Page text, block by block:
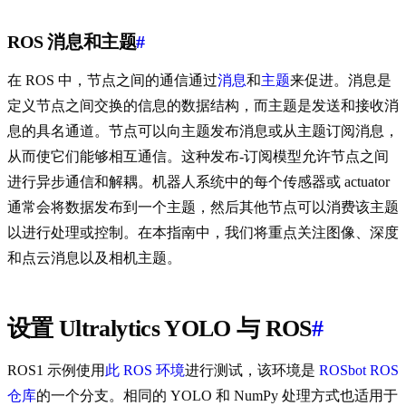
ROS 消息和主题#
在 ROS 中，节点之间的通信通过消息和主题来促进。消息是
定义节点之间交换的信息的数据结构，而主题是发送和接收消
息的具名通道。节点可以向主题发布消息或从主题订阅消息，
从而使它们能够相互通信。这种发布-订阅模型允许节点之间
进行异步通信和解耦。机器人系统中的每个传感器或 actuator
通常会将数据发布到一个主题，然后其他节点可以消费该主题
以进行处理或控制。在本指南中，我们将重点关注图像、深度
和点云消息以及相机主题。
设置 Ultralytics YOLO 与 ROS#
ROS1 示例使用 此 ROS 环境进行测试，该环境是 ROSbot ROS
仓库的一个分支。相同的 YOLO 和 NumPy 处理方式也适用于